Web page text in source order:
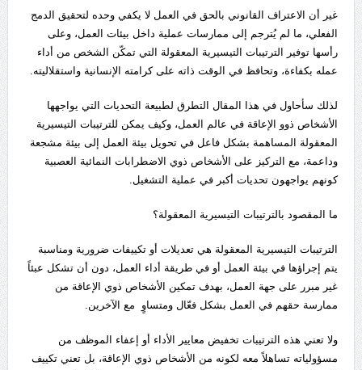
غير أن الاعتراف القانوني بالحق في العمل لا يكفي وحده لتحقيق الدمج
الفعلي، ما لم يُترجم إلى ممارسات عملية داخل بيئات العمل، وعلى
رأسها توفير الترتيبات التيسيرية المعقولة التي تمكّن الشخص من أداء
عمله بكفاءة، وتحافظ في الوقت ذاته على كرامته الإنسانية واستقلاليته.
لذلك سأحاول في هذا المقال التطرق لطبيعة التحديات التي يواجهها
الأشخاص ذوو الإعاقة في عالم العمل، وكيف يمكن للترتيبات التيسيرية
المعقولة المساهمة بشكل فاعل في تحويل بيئة العمل إلى بيئة مشجعة
وداعمة، مع التركيز على الأشخاص ذوي الاضطرابات النمائية العصبية
كونهم يواجهون تحديات أكبر في عملية التشغيل.
ما المقصود بالترتيبات التيسيرية المعقولة؟
الترتيبات التيسيرية المعقولة هي تعديلات أو تكييفات ضرورية ومناسبة
يتم إجراؤها في بيئة العمل أو في طريقة أداء العمل، دون أن تشكل عبئاً
غير مبرر على جهة العمل، بهدف تمكين الأشخاص ذوي الإعاقة من
ممارسة حقهم في العمل بشكل فعّال ومتساوٍ مع الآخرين.
ولا تعني هذه الترتيبات تخفيض معايير الأداء أو إعفاء الموظف من
مسؤولياته تساهلاً معه لكونه من الأشخاص ذوي الإعاقة، بل تعني تكييف